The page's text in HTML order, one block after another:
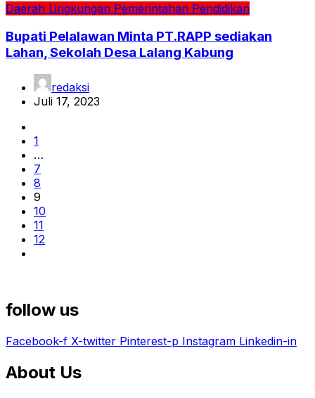
Daerah Lingkungan Pemerintahan Pendidikan
Bupati Pelalawan Minta PT.RAPP sediakan
Lahan, Sekolah Desa Lalang Kabung
redaksi
Juli 17, 2023
1
…
7
8
9
10
11
12
follow us
Facebook-f X-twitter Pinterest-p Instagram Linkedin-in
About Us